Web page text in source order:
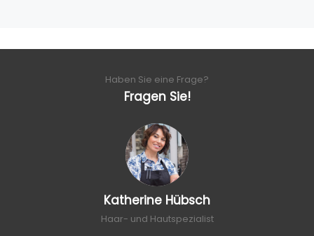
Haben Sie eine Frage?
Fragen Sie!
Katherine Hübsch
Haar- und Hautspezialist